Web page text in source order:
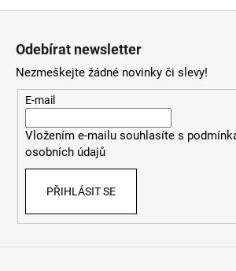
d
p
r
k
u
Odebírat newsletter
Nezmeškejte žádné novinky či slevy!
E-mail
Vložením e-mailu souhlasíte s
osobních údajů
PŘIHLÁSIT SE